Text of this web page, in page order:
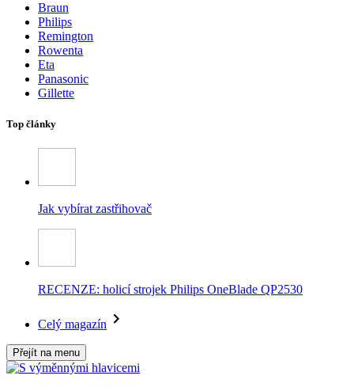
Braun
Philips
Remington
Rowenta
Eta
Panasonic
Gillette
Top články
Jak vybírat zastřihovač
RECENZE: holicí strojek Philips OneBlade QP2530
Celý magazín
Přejít na menu